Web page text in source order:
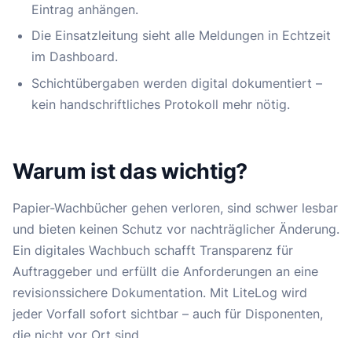
Eintrag anhängen.
Die Einsatzleitung sieht alle Meldungen in Echtzeit
im Dashboard.
Schichtübergaben werden digital dokumentiert –
kein handschriftliches Protokoll mehr nötig.
Warum ist das wichtig?
Papier-Wachbücher gehen verloren, sind schwer lesbar
und bieten keinen Schutz vor nachträglicher Änderung.
Ein digitales Wachbuch schafft Transparenz für
Auftraggeber und erfüllt die Anforderungen an eine
revisionssichere Dokumentation. Mit LiteLog wird
jeder Vorfall sofort sichtbar – auch für Disponenten,
die nicht vor Ort sind.